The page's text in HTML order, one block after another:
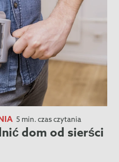
5 min. czas czytania
dom od sierści